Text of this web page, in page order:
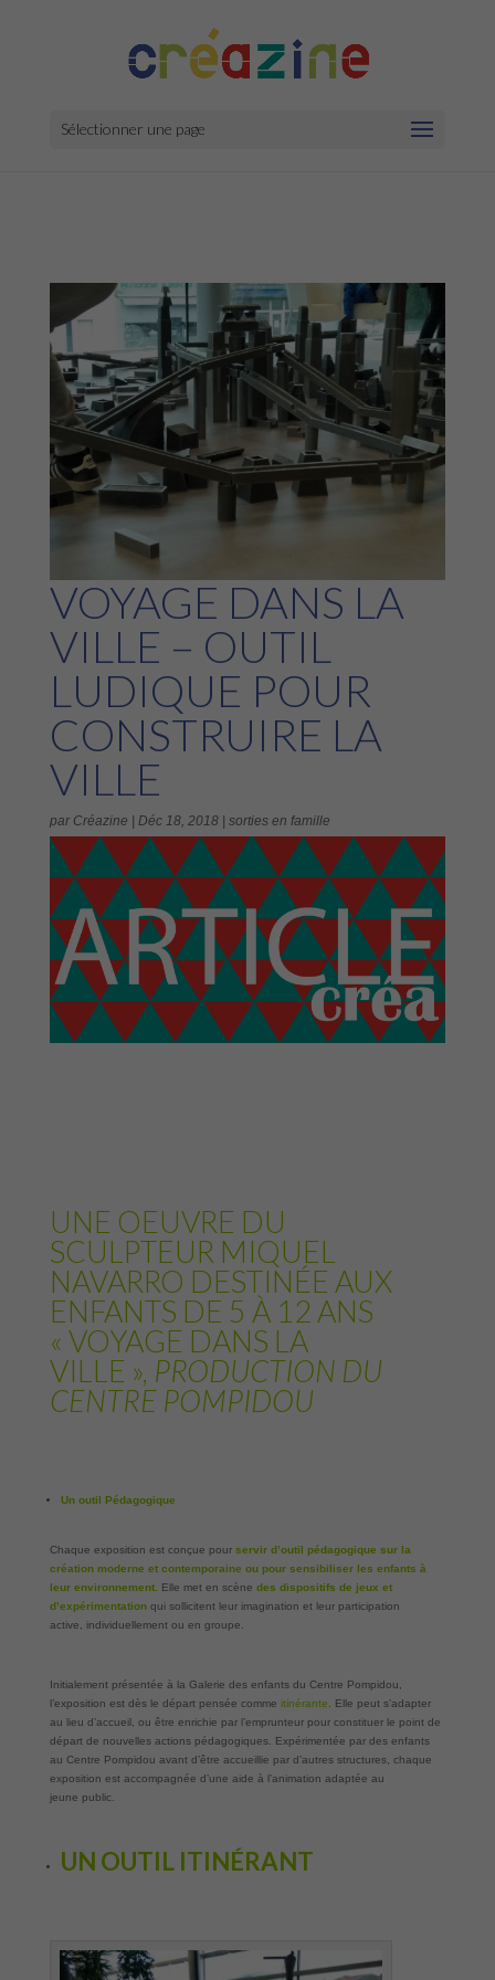
Sélectionner une page
VOYAGE DANS LA
VILLE – OUTIL
LUDIQUE POUR
CONSTRUIRE LA
VILLE
par Créazine | Déc 18, 2018| sorties en famille
UNE OEUVRE DU
SCULPTEUR MIQUEL
NAVARRO DESTINÉE AUX
ENFANTS DE 5 À 12 ANS
« VOYAGE DANS LA
VILLE », PRODUCTION DU
CENTRE POMPIDOU
Un outil Pédagogique
Chaque exposition est conçue pour servir d’outil pédagogique sur la
création moderne et contemporaine ou pour sensibiliser les enfants à
leur environnement. Elle met en scène des dispositifs de jeux et
d’expérimentation qui sollicitent leur imagination et leur participation
active, individuellement ou en groupe.
Initialement présentée à la Galerie des enfants du Centre Pompidou,
l’exposition est dès le départ pensée comme itinérante. Elle peut s’adapter
au lieu d’accueil, ou être enrichie par l’emprunteur pour constituer le point de
départ de nouvelles actions pédagogiques. Expérimentée par des enfants
au Centre Pompidou avant d’être accueillie par d’autres structures, chaque
exposition est accompagnée d’une aide à l’animation adaptée au
jeune public.
UN OUTIL ITINÉRANT